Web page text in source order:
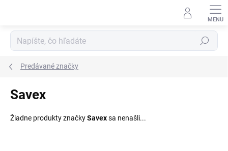
Hľadať
Predávané značky
Savex
Žiadne produkty značkySavexsa nenašli...